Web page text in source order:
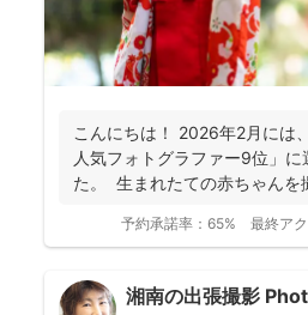
こんにちは！ 2026年2月には
人気フォトグラファー9位」
た。 生まれたての赤ちゃんを
予約承諾率： 65% 最終ア
湘南の出張撮影